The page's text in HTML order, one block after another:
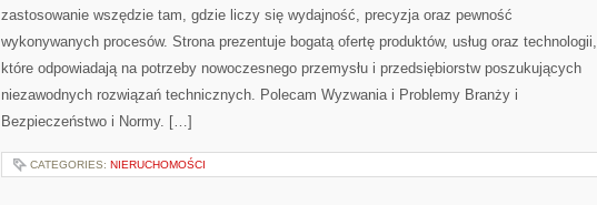
zastosowanie wszędzie tam, gdzie liczy się wydajność, precyzja oraz pewność
wykonywanych procesów. Strona prezentuje bogatą ofertę produktów, usług oraz technologii,
które odpowiadają na potrzeby nowoczesnego przemysłu i przedsiębiorstw poszukujących
niezawodnych rozwiązań technicznych. Polecam Wyzwania i Problemy Branży i
Bezpieczeństwo i Normy. […]
CATEGORIES: NIERUCHOMOŚCI